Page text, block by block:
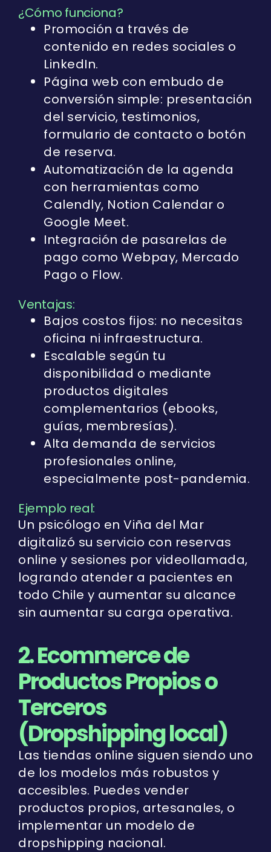
¿Cómo funciona?
Promoción a través de
contenido en redes sociales o
LinkedIn.
Página web con embudo de
conversión simple: presentación
del servicio, testimonios,
formulario de contacto o botón
de reserva.
Automatización de la agenda
con herramientas como
Calendly, Notion Calendar o
Google Meet.
Integración de pasarelas de
pago como Webpay, Mercado
Pago o Flow.
Ventajas:
Bajos costos fijos: no necesitas
oficina ni infraestructura.
Escalable según tu
disponibilidad o mediante
productos digitales
complementarios (ebooks,
guías, membresías).
Alta demanda de servicios
profesionales online,
especialmente post-pandemia.
Ejemplo real:
Un psicólogo en Viña del Mar
digitalizó su servicio con reservas
online y sesiones por videollamada,
logrando atender a pacientes en
todo Chile y aumentar su alcance
sin aumentar su carga operativa.
2. Ecommerce de
Productos Propios o
Terceros
(Dropshipping local)
Las tiendas online siguen siendo uno
de los modelos más robustos y
accesibles. Puedes vender
productos propios, artesanales, o
implementar un modelo de
dropshipping nacional.